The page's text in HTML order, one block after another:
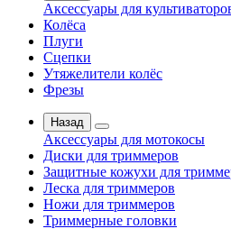
Аксессуары для
Колёса
Плуги
Сцепки
Утяжелители колёс
Фрезы
Назад
Аксессуары для мотокосы
Диски для триммеров
Защитные кожухи для
Леска для триммеров
Ножи для триммеров
Триммерные головки